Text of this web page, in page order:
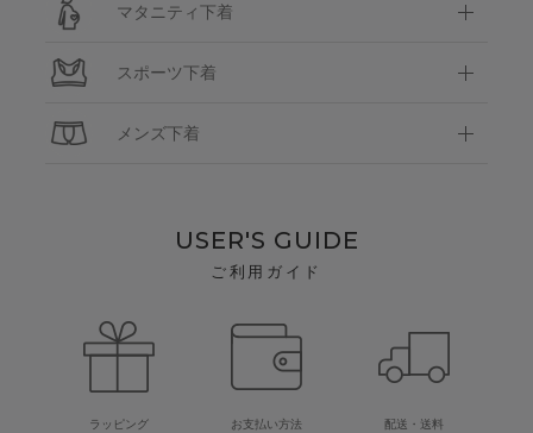
マタニティ下着
スポーツ下着
メンズ下着
USER'S GUIDE
ご利用ガイド
ラッピング
お支払い方法
配送・送料